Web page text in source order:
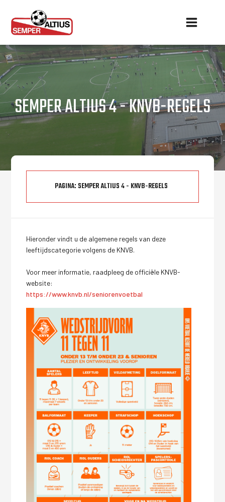
SEMPER ALTIUS 4 - KNVB-REGELS
PAGINA: SEMPER ALTIUS 4 - KNVB-REGELS
Hieronder vindt u de algemene regels van deze
leeftijdscategorie volgens de KNVB.
Voor meer informatie, raadpleeg de officiële KNVB-
website:
https://www.knvb.nl/seniorenvoetbal